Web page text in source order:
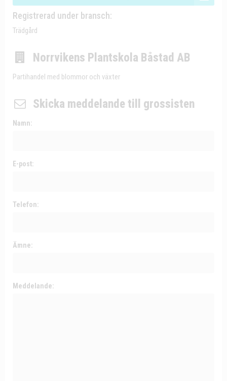
Registrerad under bransch:
Trädgård
Norrvikens Plantskola Båstad AB
Partihandel med blommor och växter
Skicka meddelande till grossisten
Namn:
E-post:
Telefon:
Ämne:
Meddelande: